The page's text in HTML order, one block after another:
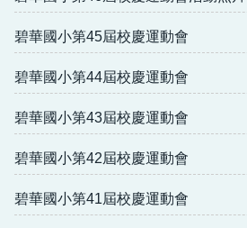
碧華國小第45屆校慶運動會
碧華國小第44屆校慶運動會
碧華國小第43屆校慶運動會
碧華國小第42屆校慶運動會
碧華國小第41屆校慶運動會